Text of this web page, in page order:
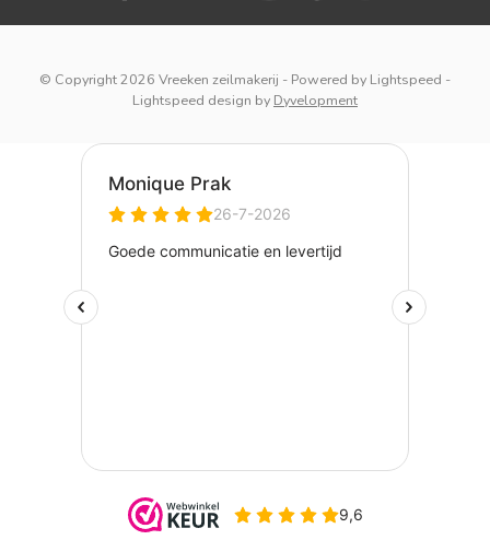
© Copyright 2026 Vreeken zeilmakerij - Powered by Lightspeed -
Lightspeed design by Dyvelopment